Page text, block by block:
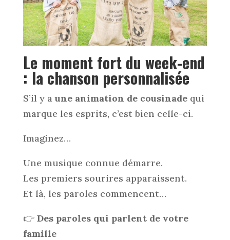
Le moment fort du week-end
: la chanson personnalisée
S’il y aune animation de cousinadequi
marque les esprits, c’est bien celle-ci.
Imaginez…
Une musique connue démarre.
Les premiers sourires apparaissent.
Et là, les paroles commencent…
👉 Des paroles qui parlent de votre
famille